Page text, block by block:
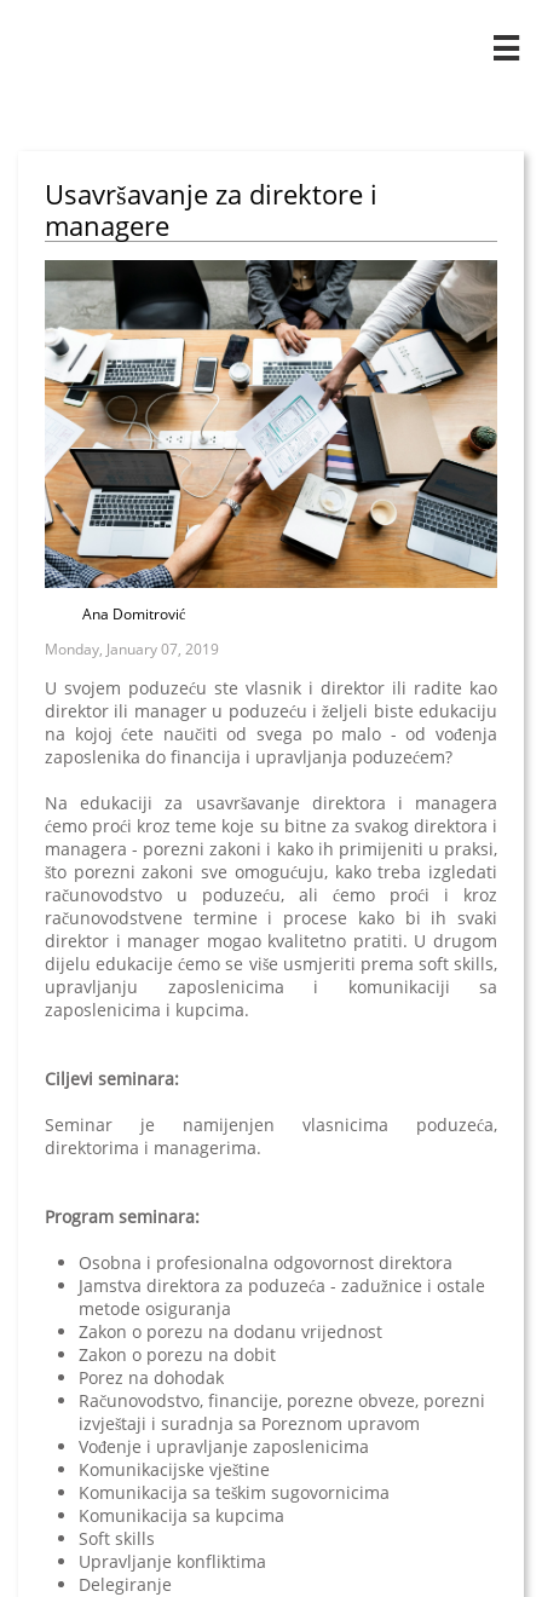

Usavršavanje za direktore i
managere
Ana Domitrović
Monday, January 07, 2019
U svojem poduzeću ste vlasnik i direktor ili radite kao
direktor ili manager u poduzeću i željeli biste edukaciju
na kojoj ćete naučiti od svega po malo - od vođenja
zaposlenika do financija i upravljanja poduzećem?
Na edukaciji za usavršavanje direktora i managera
ćemo proći kroz teme koje su bitne za svakog direktora i
managera - porezni zakoni i kako ih primijeniti u praksi,
što porezni zakoni sve omogućuju, kako treba izgledati
računovodstvo u poduzeću, ali ćemo proći i kroz
računovodstvene termine i procese kako bi ih svaki
direktor i manager mogao kvalitetno pratiti. U drugom
dijelu edukacije ćemo se više usmjeriti prema soft skills,
upravljanju zaposlenicima i komunikaciji sa
zaposlenicima i kupcima.
Ciljevi seminara:
Seminar je namijenjen vlasnicima poduzeća,
direktorima i managerima.
Program seminara:
Osobna i profesionalna odgovornost direktora
Jamstva direktora za poduzeća - zadužnice i ostale
metode osiguranja
Zakon o porezu na dodanu vrijednost
Zakon o porezu na dobit
Porez na dohodak
Računovodstvo, financije, porezne obveze, porezni
izvještaji i suradnja sa Poreznom upravom
Vođenje i upravljanje zaposlenicima
Komunikacijske vještine
Komunikacija sa teškim sugovornicima
Komunikacija sa kupcima
Soft skills
Upravljanje konfliktima
Delegiranje